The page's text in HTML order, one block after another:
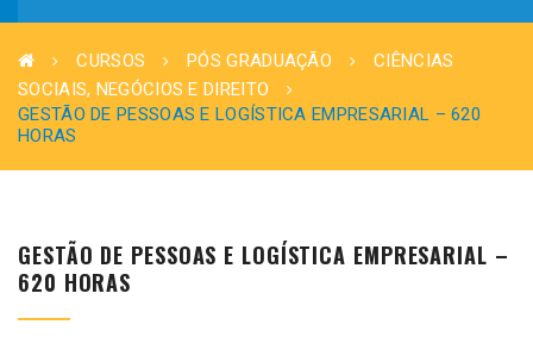
CURSOS PÓS GRADUAÇÃO
CIÊNCIAS
SOCIAIS, NEGÓCIOS E DIREITO
GESTÃO DE PESSOAS E LOGÍSTICA EMPRESARIAL – 620
HORAS
GESTÃO DE PESSOAS E LOGÍSTICA EMPRESARIAL –
620 HORAS